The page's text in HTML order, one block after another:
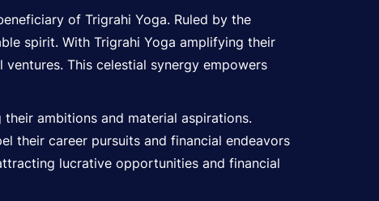
of Trigrahi Yoga. Ruled by the
spirit. With Trigrahi Yoga amplifying their
This celestial synergy empowers
ambitions and material aspirations.
their career pursuits and financial endeavors
lucrative opportunities and financial